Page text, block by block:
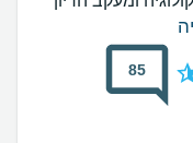
85